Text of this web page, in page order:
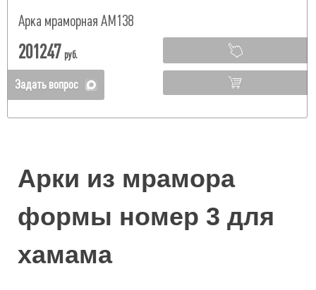
Арка мраморная АМ138
201247 руб.
Задать вопрос
Арки из мрамора
формы номер 3 для
хамама